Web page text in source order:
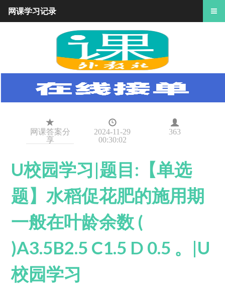
网课答案分
享
2024-11-29
00:30:02
363
U校园学习|题目:【单选
题】水稻促花肥的施用期
一般在叶龄余数 (
)A3.5B2.5 C1.5 D 0.5 。|U
校园学习
网课学习记录